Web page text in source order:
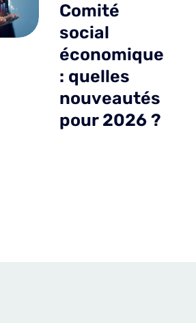
Comité
social
économique
: quelles
nouveautés
pour 2026 ?